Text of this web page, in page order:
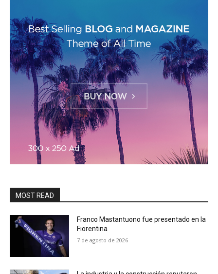
MOST READ
Franco Mastantuono fue presentado en la
Fiorentina
7 de agosto de 2026